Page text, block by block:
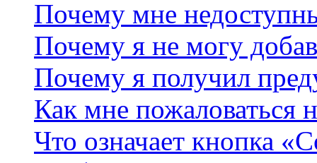
Почему мне
Почему я не могу
Почему я получил
Как мне пожаловаться
Что означает кнопка